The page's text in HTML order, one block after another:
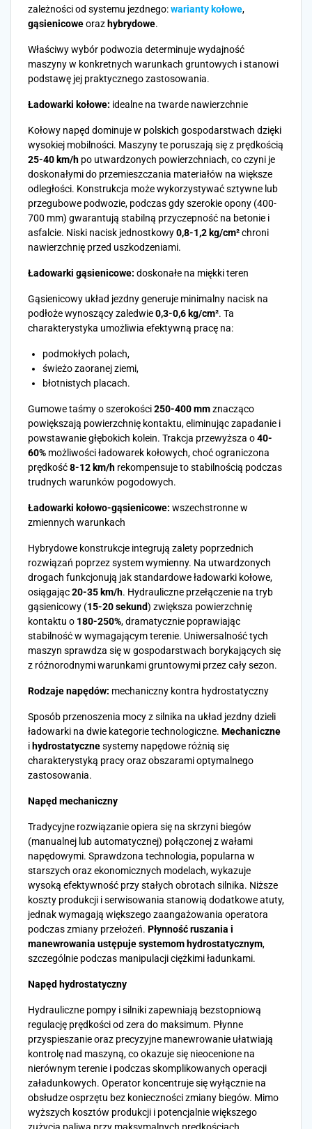
zależności od systemu jezdnego:warianty kołowe,
gąsienicoweoraz hybrydowe.
Właściwy wybór podwozia determinuje wydajność
maszyny w konkretnych warunkach gruntowych i stanowi
podstawę jej praktycznego zastosowania.
Ładowarki kołowe: idealne na twarde nawierzchnie
Kołowy napęd dominuje w polskich gospodarstwach dzięki
wysokiej mobilności. Maszyny te poruszają się z prędkością
25-40 km/h po utwardzonych powierzchniach, co czyni je
doskonałymi do przemieszczania materiałów na większe
odległości. Konstrukcja może wykorzystywać sztywne lub
przegubowe podwozie, podczas gdy szerokie opony (400-
700 mm) gwarantują stabilną przyczepność na betonie i
asfalcie. Niski nacisk jednostkowy0,8-1,2 kg/cm²chroni
nawierzchnię przed uszkodzeniami.
Ładowarki gąsienicowe: doskonałe na miękki teren
Gąsienicowy układ jezdny generuje minimalny nacisk na
podłoże wynoszący zaledwie0,3-0,6 kg/cm². Ta
charakterystyka umożliwia efektywną pracę na:
podmokłych polach,
świeżo zaoranej ziemi,
błotnistych placach.
Gumowe taśmy o szerokości250-400 mmznacząco
powiększają powierzchnię kontaktu, eliminując zapadanie i
powstawanie głębokich kolein. Trakcja przewyższa o40-
60% możliwości ładowarek kołowych, choć ograniczona
prędkość8-12 km/h rekompensuje to stabilnością podczas
trudnych warunków pogodowych.
Ładowarki kołowo-gąsienicowe: wszechstronne w
zmiennych warunkach
Hybrydowe konstrukcje integrują zalety poprzednich
rozwiązań poprzez system wymienny. Na utwardzonych
drogach funkcjonują jak standardowe ładowarki kołowe,
osiągając20-35 km/h. Hydrauliczne przełączenie na tryb
gąsienicowy (15-20 sekund) zwiększa powierzchnię
kontaktu o 180-250%, dramatycznie poprawiając
stabilność w wymagającym terenie. Uniwersalność tych
maszyn sprawdza się w gospodarstwach borykających się
z różnorodnymi warunkami gruntowymi przez cały sezon.
Rodzaje napędów: mechaniczny kontra hydrostatyczny
Sposób przenoszenia mocy z silnika na układ jezdny dzieli
ładowarki na dwie kategorie technologiczne. Mechaniczne
i hydrostatycznesystemy napędowe różnią się
charakterystyką pracy oraz obszarami optymalnego
zastosowania.
Napęd mechaniczny
Tradycyjne rozwiązanie opiera się na skrzyni biegów
(manualnej lub automatycznej) połączonej z wałami
napędowymi. Sprawdzona technologia, popularna w
starszych oraz ekonomicznych modelach, wykazuje
wysoką efektywność przy stałych obrotach silnika. Niższe
koszty produkcji i serwisowania stanowią dodatkowe atuty,
jednak wymagają większego zaangażowania operatora
podczas zmiany przełożeń. Płynność ruszania i
manewrowania ustępuje systemom hydrostatycznym,
szczególnie podczas manipulacji ciężkimi ładunkami.
Napęd hydrostatyczny
Hydrauliczne pompy i silniki zapewniają bezstopniową
regulację prędkości od zera do maksimum. Płynne
przyspieszanie oraz precyzyjne manewrowanie ułatwiają
kontrolę nad maszyną, co okazuje się nieocenione na
nierównym terenie i podczas skomplikowanych operacji
załadunkowych. Operator koncentruje się wyłącznie na
obsłudze osprzętu bez konieczności zmiany biegów. Mimo
wyższych kosztów produkcji i potencjalnie większego